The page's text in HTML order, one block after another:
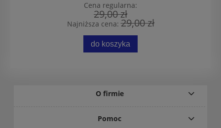
Cena regularna:
29,00 zł
Najniższa cena:29,00 zł
do koszyka
O firmie
Pomoc